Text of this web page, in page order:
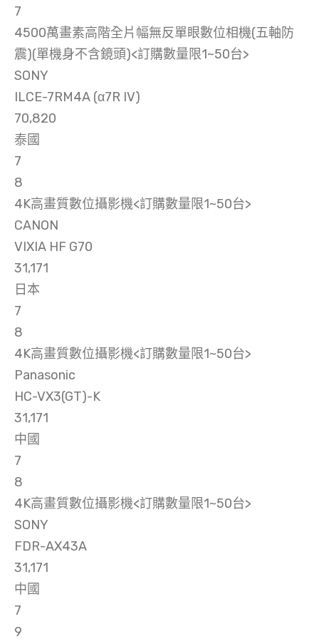
7
4500萬畫素高階全片幅無反單眼數位相機(五軸防
震)(單機身不含鏡頭)<訂購數量限1~50台>
SONY
ILCE-7RM4A (α7R IV)
70,820
泰國
7
8
4K高畫質數位攝影機<訂購數量限1~50台>
CANON
VIXIA HF G70
31,171
日本
7
8
4K高畫質數位攝影機<訂購數量限1~50台>
Panasonic
HC-VX3(GT)-K
31,171
中國
7
8
4K高畫質數位攝影機<訂購數量限1~50台>
SONY
FDR-AX43A
31,171
中國
7
9